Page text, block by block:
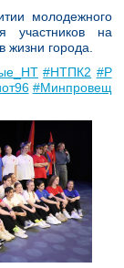
молодежного
участников на
жизни города.
#НТПК2 #Р
#Минпровещ